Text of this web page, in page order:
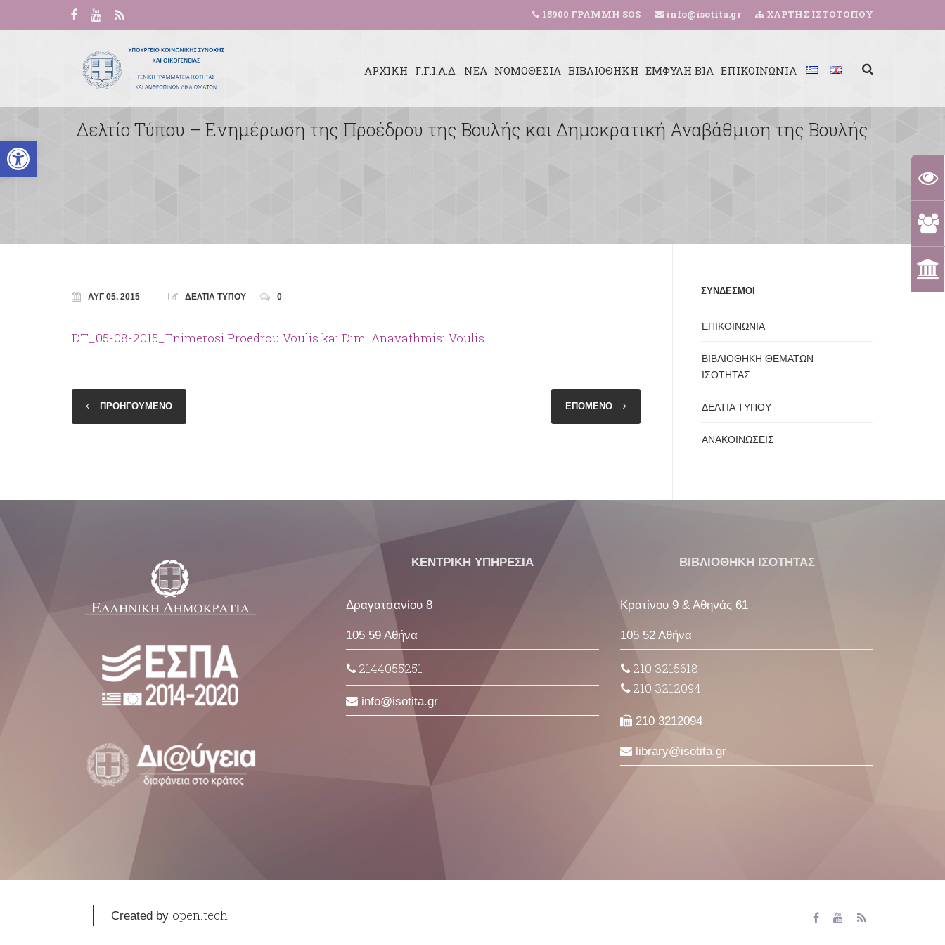
Ανοίξτε τη γραμμή εργαλείων
15900 ΓΡΑΜΜΗ SOS info@isotita.gr ΧΑΡΤΗΣ ΙΣΤΟΤΟΠΟΥ
ΑΡΧΙΚΗ Γ.Γ.Ι.Α.Δ. ΝΕΑ ΝΟΜΟΘΕΣΙΑ ΒΙΒΛΙΟΘΗΚΗ ΕΜΦΥΛΗ ΒΙΑ ΕΠΙΚΟΙΝΩΝΙΑ
Δελτίο Τύπου – Ενημέρωση της Προέδρου της Βουλής και Δημοκρατική Αναβάθμιση της Βουλής
ΑΥΓ 05, 2015 ΔΕΛΤΙΑ ΤΥΠΟΥ 0
DT_05-08-2015_Enimerosi Proedrou Voulis kai Dim. Anavathmisi Voulis
ΠΡΟΗΓΟΥΜΕΝΟ ΕΠΟΜΕΝΟ
ΣΥΝΔΕΣΜΟΙ
ΕΠΙΚΟΙΝΩΝΙΑ
ΒΙΒΛΙΟΘΗΚΗ ΘΕΜΑΤΩΝ
ΙΣΟΤΗΤΑΣ
ΔΕΛΤΙΑ ΤΥΠΟΥ
ΑΝΑΚΟΙΝΩΣΕΙΣ
ΚΕΝΤΡΙΚΗ ΥΠΗΡΕΣΙΑ
Δραγατσανίου 8
105 59 Αθήνα
2144055251
info isotita gr
ΒΙΒΛΙΟΘΗΚΗ ΙΣΟΤΗΤΑΣ
Κρατίνου 9 & Αθηνάς 61
105 52 Αθήνα
210 3215618
210 3212094
210 3212094
library isotita gr
Created by open.tech